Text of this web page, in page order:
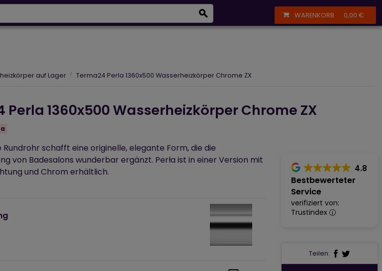
+43 664 356 13 61 WARENKORB 0,00 €
auf Lager Terma24 Perla 1360x500 Wasserheizkörper Chrome ZX
Perla 1360x500 Wasserheizkörper Chrome ZX
Teilen:
4.8
Bestbewerteter
Service
verifiziert von:
Trustindex
Rundrohr schafft eine originelle, elegante Form, die die
von Badesalons wunderbar ergänzt. Perła ist in einer Version mit
und Chrom erhältlich.